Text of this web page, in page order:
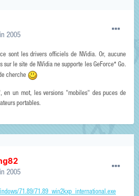
2005
sont les drivers officiels de NVidia. Or, aucune
sur le site de NVidia ne supporte les GeForce* Go.
cherche
en un mot, les versions "mobiles" des puces de
portables.
2005
71.89/71.89_win2kxp_international.exe